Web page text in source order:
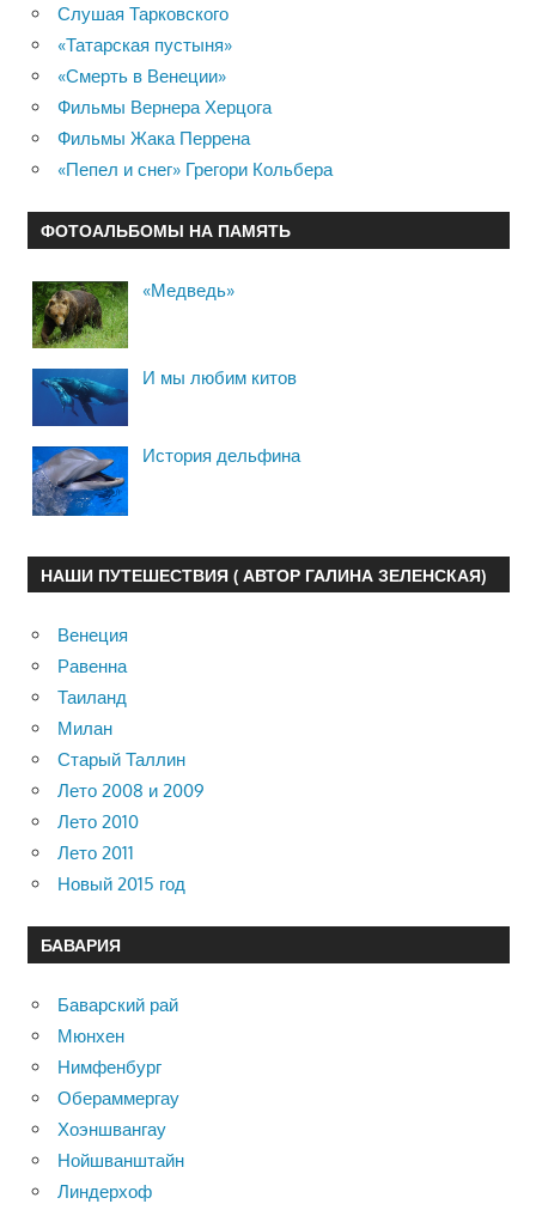
Слушая Тарковского
«Татарская пустыня»
«Смерть в Венеции»
Фильмы Вернера Херцога
Фильмы Жака Перрена
«Пепел и снег» Грегори Кольбера
ФОТОАЛЬБОМЫ НА ПАМЯТЬ
«Медведь»
И мы любим китов
История дельфина
НАШИ ПУТЕШЕСТВИЯ ( АВТОР ГАЛИНА ЗЕЛЕНСКАЯ)
Венеция
Равенна
Таиланд
Милан
Старый Таллин
Лето 2008 и 2009
Лето 2010
Лето 2011
Новый 2015 год
БАВАРИЯ
Баварский рай
Мюнхен
Нимфенбург
Обераммергау
Хоэншвангау
Нойшванштайн
Линдерхоф